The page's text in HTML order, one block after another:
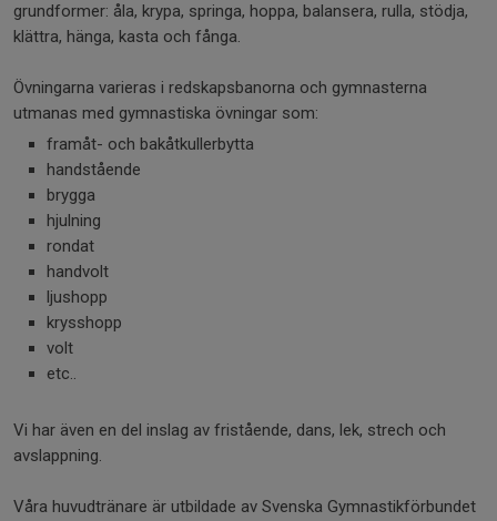
grundformer: åla, krypa, springa, hoppa, balansera, rulla, stödja,
klättra, hänga, kasta och fånga.
Övningarna varieras i redskapsbanorna och gymnasterna
utmanas med gymnastiska övningar som:
framåt- och bakåtkullerbytta
handstående
brygga
hjulning
rondat
handvolt
ljushopp
krysshopp
volt
etc..
Vi har även en del inslag av fristående, dans, lek, strech och
avslappning.
Våra huvudtränare är utbildade av Svenska Gymnastikförbundet